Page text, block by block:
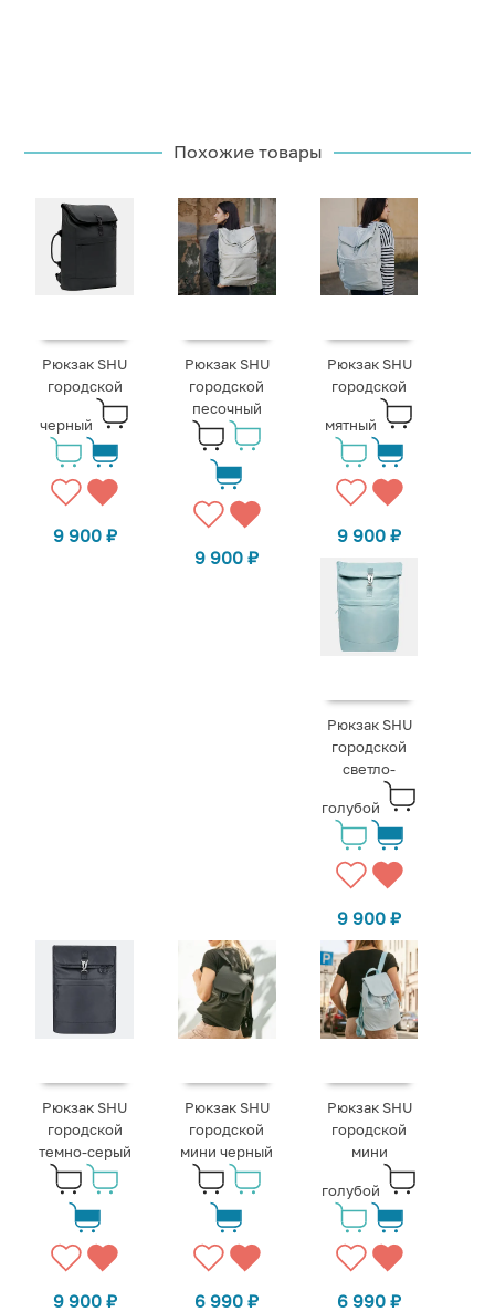
Похожие товары
Рюкзак SHU
городской
черный
9 900 ₽
Рюкзак SHU
городской
песочный
9 900₽
Рюкзак SHU
городской
мятный
9 900₽
Рюкзак SHU
городской
светло-
голубой
9 900₽
Рюкзак SHU
городской
темно-серый
9 900 ₽
Рюкзак SHU
городской
мини черный
6 990₽
Рюкзак SHU
городской
мини
голубой
6 990₽